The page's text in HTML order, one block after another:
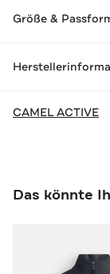
Größe &
CAMEL ACTIVE
Das könnte